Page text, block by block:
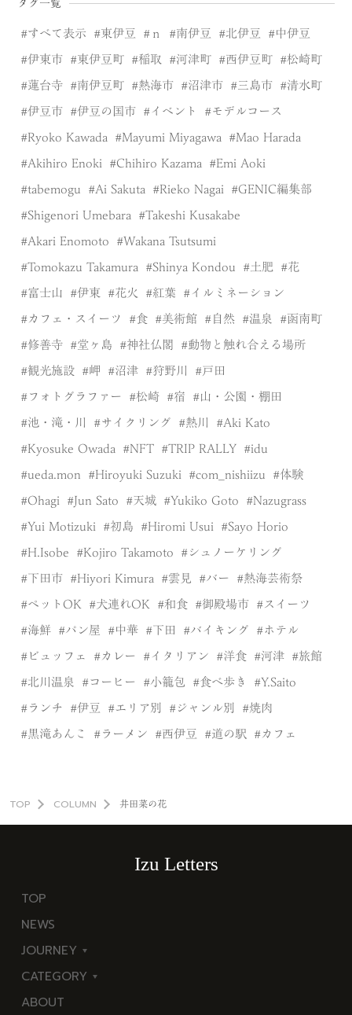
タグ一覧
すべて表示 東伊豆 ｎ 南伊豆 北伊豆 中伊豆
伊東市 東伊豆町 稲取 河津町 西伊豆町 松崎町
蓮台寺 南伊豆町 熱海市 沼津市 三島市 清水町
伊豆市 伊豆の国市 イベント モデルコース
Ryoko Kawada Mayumi Miyagawa Mao Harada
Akihiro Enoki Chihiro Kazama Emi Aoki
tabemogu Ai Sakuta Rieko Nagai GENIC編集部
Shigenori Umebara Takeshi Kusakabe
Akari Enomoto Wakana Tsutsumi
Tomokazu Takamura Shinya Kondou 土肥 花
富士山 伊東 花火 紅葉 イルミネーション
カフェ・スイーツ 食 美術館 自然 温泉 函南町
修善寺 堂ヶ島 神社仏閣 動物と触れ合える場所
観光施設 岬 沼津 狩野川 戸田
フォトグラファー 松崎 宿 山・公園・棚田
池・滝・川 サイクリング 熱川 Aki Kato
Kyosuke Owada NFT TRIP RALLY idu
ueda.mon Hiroyuki Suzuki com_nishiizu 体験
Ohagi Jun Sato 天城 Yukiko Goto Nazugrass
Yui Motizuki 初島 Hiromi Usui Sayo Horio
H.Isobe Kojiro Takamoto シュノーケリング
下田市 Hiyori Kimura 雲見 バー 熱海芸術祭
ペットOK 犬連れOK 和食 御殿場市 スイーツ
海鮮 パン屋 中華 下田 バイキング ホテル
ビュッフェ カレー イタリアン 洋食 河津 旅館
北川温泉 コーヒー 小籠包 食べ歩き Y.Saito
ランチ 伊豆 エリア別 ジャンル別 焼肉
黒滝あんこ ラーメン 西伊豆 道の駅 カフェ
TOP COLUMN 井田菜の花
Izu Letters
TOP
NEWS
JOURNEY
東
伊
CATEGORY
海
ABOUT